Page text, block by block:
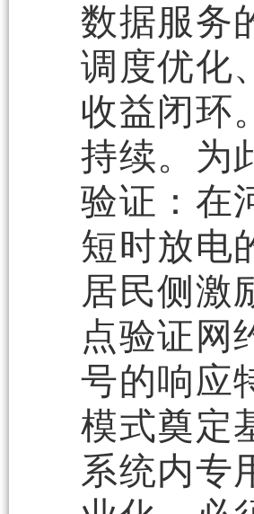
数据服务
调度优化
收益闭环
持续。为
验证：在
短时放电
居民侧激
点验证网
号的响应
模式奠定
系统内专